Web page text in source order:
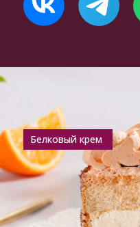
Белковый крем